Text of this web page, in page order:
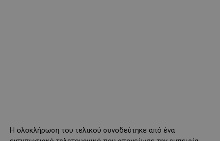
Η ολοκλήρωση του τελικού συνοδεύτηκε από ένα